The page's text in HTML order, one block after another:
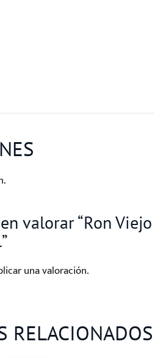
valorar “Ron Viejo
una valoración.
RELACIONADOS